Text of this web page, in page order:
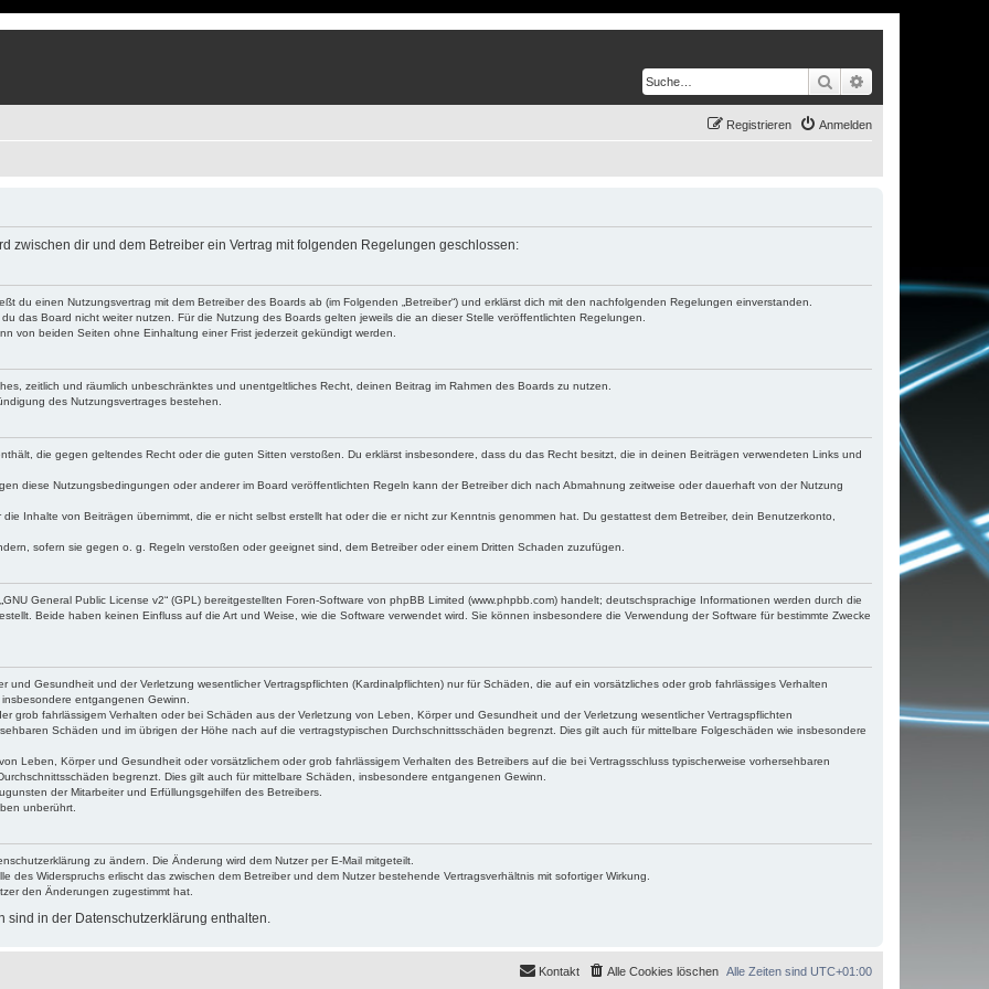
Suche
Anmelden
Registrieren
zwischen dir und dem Betreiber ein Vertrag mit folgenden Regelungen geschlossen:
du einen Nutzungsvertrag mit dem Betreiber des Boards ab (im Folgenden „Betreiber“) und erklärst dich mit den nachfolgenden Regelungen einverstanden.
das Board nicht weiter nutzen. Für die Nutzung des Boards gelten jeweils die an dieser Stelle veröffentlichten Regelungen.
von beiden Seiten ohne Einhaltung einer Frist jederzeit gekündigt werden.
zeitlich und räumlich unbeschränktes und unentgeltliches Recht, deinen Beitrag im Rahmen des Boards zu nutzen.
des Nutzungsvertrages bestehen.
die gegen geltendes Recht oder die guten Sitten verstoßen. Du erklärst insbesondere, dass du das Recht besitzt, die in deinen Beiträgen verwendeten Links und
diese Nutzungsbedingungen oder anderer im Board veröffentlichten Regeln kann der Betreiber dich nach Abmahnung zeitweise oder dauerhaft von der Nutzung
Inhalte von Beiträgen übernimmt, die er nicht selbst erstellt hat oder die er nicht zur Kenntnis genommen hat. Du gestattest dem Betreiber, dein Benutzerkonto,
sofern sie gegen o. g. Regeln verstoßen oder geeignet sind, dem Betreiber oder einem Dritten Schaden zuzufügen.
GNU General Public License v2“ (GPL) bereitgestellten Foren-Software von phpBB Limited (www.phpbb.com) handelt; deutschsprachige Informationen werden durch die
Beide haben keinen Einfluss auf die Art und Weise, wie die Software verwendet wird. Sie können insbesondere die Verwendung der Software für bestimmte Zwecke
und Gesundheit und der Verletzung wesentlicher Vertragspflichten (Kardinalpflichten) nur für Schäden, die auf ein vorsätzliches oder grob fahrlässiges Verhalten
entgangenen Gewinn.
grob fahrlässigem Verhalten oder bei Schäden aus der Verletzung von Leben, Körper und Gesundheit und der Verletzung wesentlicher Vertragspflichten
Schäden und im übrigen der Höhe nach auf die vertragstypischen Durchschnittsschäden begrenzt. Dies gilt auch für mittelbare Folgeschäden wie insbesondere
Leben, Körper und Gesundheit oder vorsätzlichem oder grob fahrlässigem Verhalten des Betreibers auf die bei Vertragsschluss typischerweise vorhersehbaren
begrenzt. Dies gilt auch für mittelbare Schäden, insbesondere entgangenen Gewinn.
der Mitarbeiter und Erfüllungsgehilfen des Betreibers.
unberührt.
zu ändern. Die Änderung wird dem Nutzer per E-Mail mitgeteilt.
des Widerspruchs erlischt das zwischen dem Betreiber und dem Nutzer bestehende Vertragsverhältnis mit sofortiger Wirkung.
den Änderungen zugestimmt hat.
sind in der Datenschutzerklärung enthalten.
Alle Zeiten sind UTC+01:00
Alle Cookies löschen
Kontakt